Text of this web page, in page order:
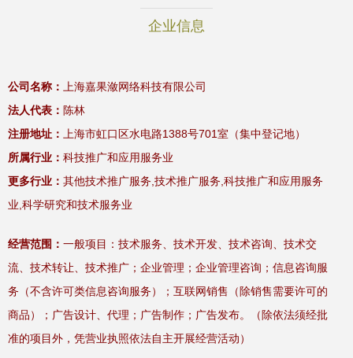
企业信息
公司名称：
上海嘉果潋网络科技有限公司
法人代表： 陈林
注册地址：
上海市虹口区水电路1388号701室（集中登记地）
所属行业： 科技推广和应用服务业
更多行业： 其他技术推广服务,技术推广服务,科技推广和应用服务
业,科学研究和技术服务业
经营范围： 一般项目：技术服务、技术开发、技术咨询、技术交
流、技术转让、技术推广；企业管理；企业管理咨询；信息咨询服
务（不含许可类信息咨询服务）；互联网销售（除销售需要许可的
商品）；广告设计、代理；广告制作；广告发布。（除依法须经批
准的项目外，凭营业执照依法自主开展经营活动）